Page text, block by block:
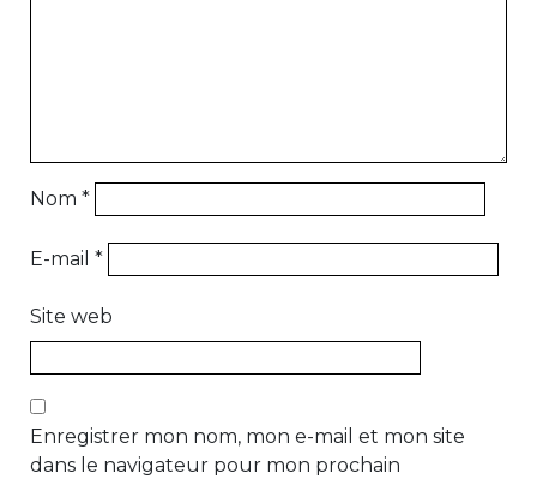
Nom *
E-mail *
Site web
Enregistrer mon nom, mon e-mail et mon site
dans le navigateur pour mon prochain